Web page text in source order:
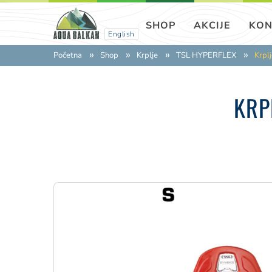
English
SHOP AKCIJE
Početna Shop Krplje TSL HYPERFLEX